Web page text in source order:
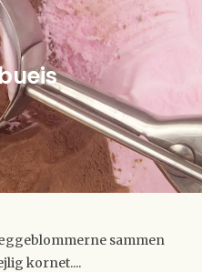
sammen
kornet....